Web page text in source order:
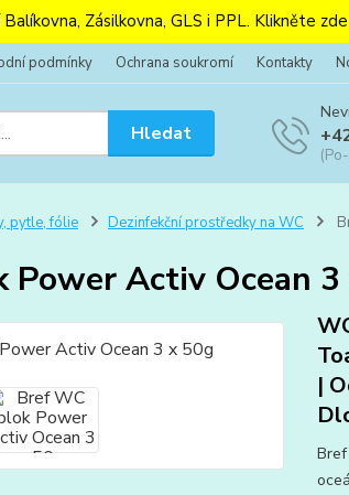
Zásilkovna, GLS i PPL. Klikněte
podmínky Ochrana soukromí Kontakty
Hledat
pytle, fólie Dezinfekční prostředky na WC
Power Activ Ocean
|